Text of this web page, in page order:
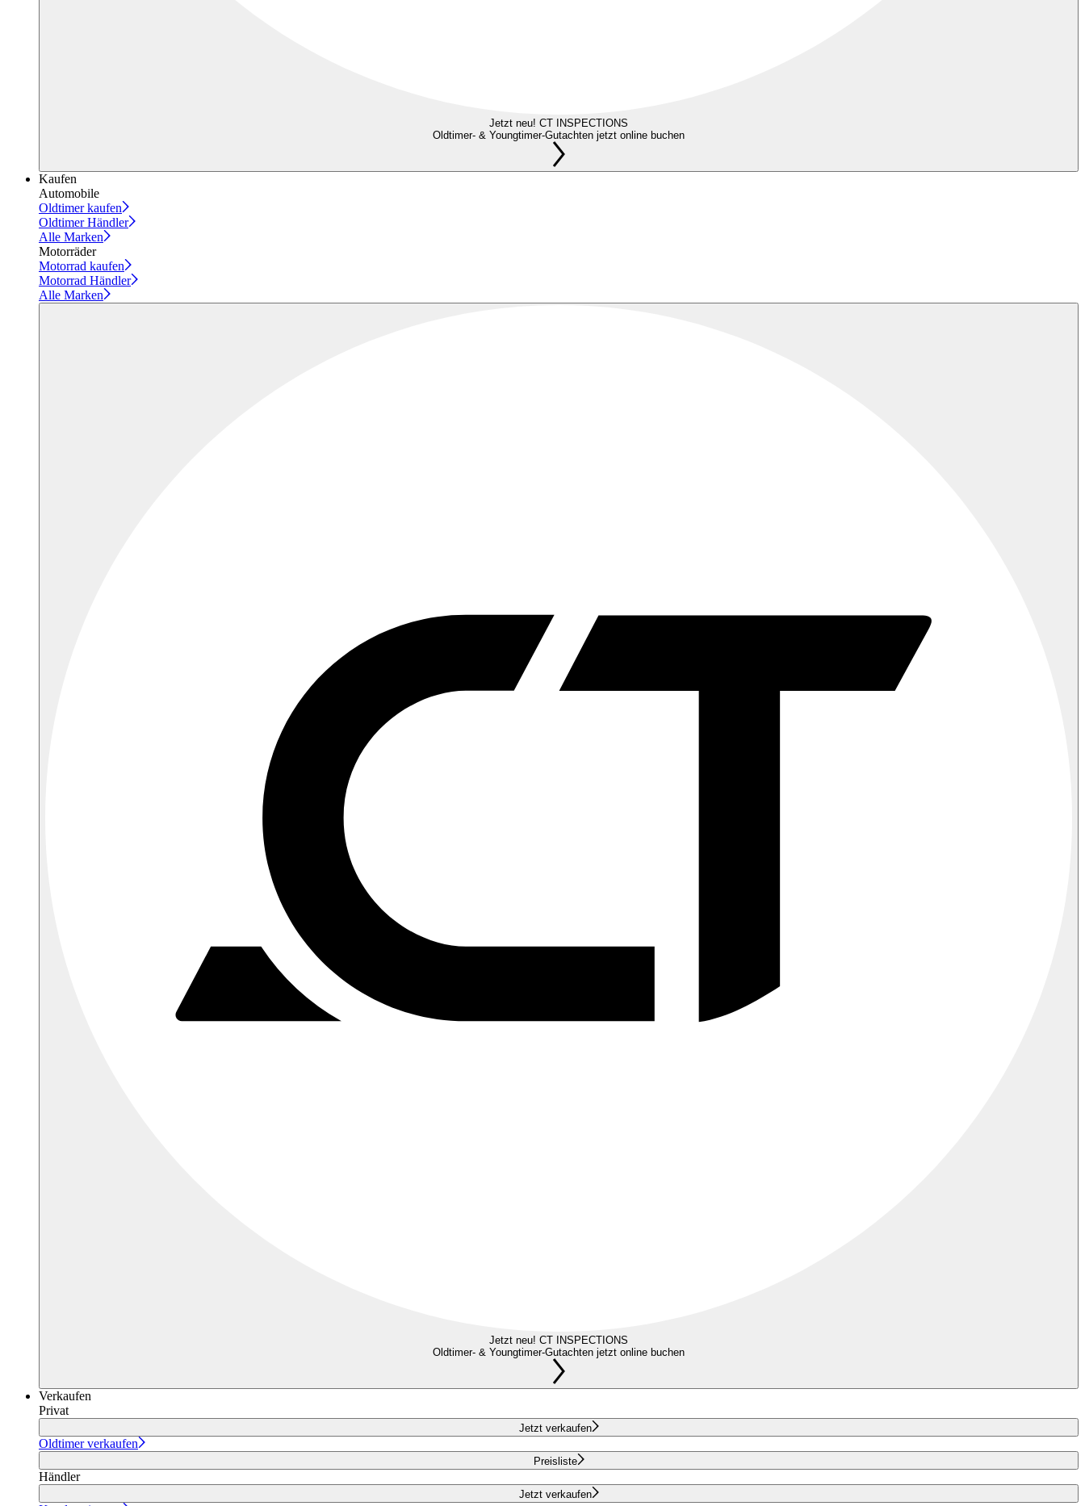
Jetzt neu! CT INSPECTIONS
Oldtimer- & Youngtimer-Gutachten jetzt online buchen
Kaufen
Automobile
Oldtimer kaufen
Oldtimer Händler
Alle Marken
Motorräder
Motorrad kaufen
Motorrad Händler
Alle Marken
Jetzt neu! CT INSPECTIONS
Oldtimer- & Youngtimer-Gutachten jetzt online buchen
Verkaufen
Privat
Jetzt verkaufen
Oldtimer verkaufen
Preisliste
Händler
Jetzt verkaufen